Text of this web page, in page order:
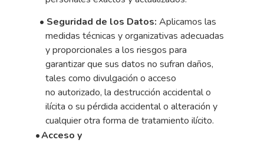
• Seguridad de los Datos: Aplicamos las
medidas técnicas yorganizativas adecuadas
y proporcionales a los riesgospara
garantizar que sus datos no sufrandaños,
tales como divulgación o acceso
noautorizado, la destrucción accidentalo
ilícita o su pérdidaaccidentalo alteración y
cualquier otra forma de tratamientoilícito.
•Acceso y